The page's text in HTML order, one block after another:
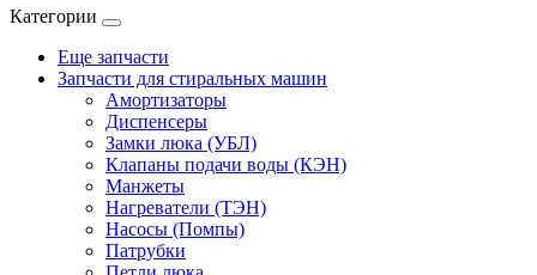
Категории
Еще запчасти
Запчасти для стиральных машин
Амортизаторы
Диспенсеры
Замки люка (УБЛ)
Клапаны подачи воды (КЭН)
Манжеты
Нагреватели (ТЭН)
Насосы (Помпы)
Патрубки